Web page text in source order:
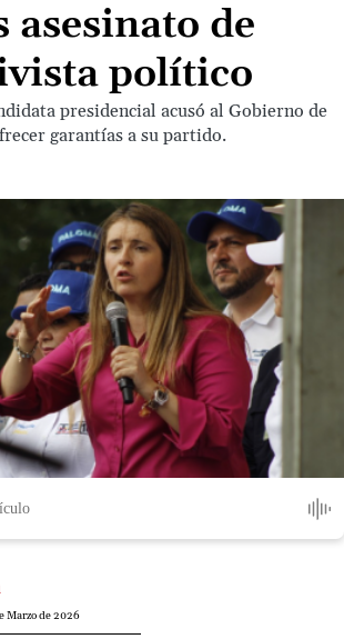
asesinato de
político
presidencial acusó al Gobierno de
garantías a su partido.
Marzo de 2026